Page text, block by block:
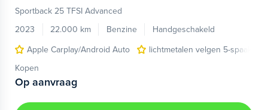
Sportback 25 TFSI Advanced
2023
22.000 km Benzine
Handgeschakeld
Apple Carplay/Android Auto
lichtmetalen velgen 5-spaaks
Kopen
Op aanvraag